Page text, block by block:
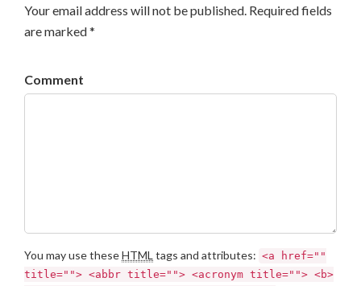
Your email address will not be published. Required fields
are marked *
Comment
You may use theseHTML tags and attributes: <a href=""
title=""> <abbr title=""> <acronym title=""> <b>